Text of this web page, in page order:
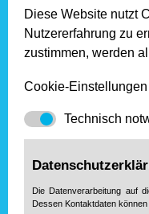
widmete er sich der
Energieausweis.
Zurück
Unsere Partner
Diese Website nutzt
Nutzererfahrung zu
zustimmen, werden
Cookie-Einstellungen
Technisch
Die Datenverarbeitung auf
Dessen Kontaktdaten